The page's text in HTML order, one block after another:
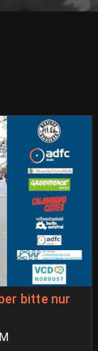
bitte nur